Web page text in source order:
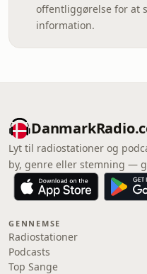
offentliggørelse for at
information.
Lyt til radiostationer og
by, genre eller stemning —
GENNEMSE
Radiostationer
Podcasts
Top Sange